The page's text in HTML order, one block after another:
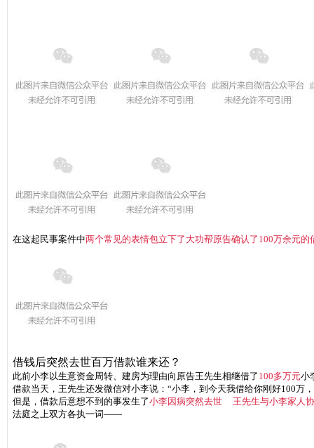
在这起民事案件中两个常见的表情包立下了大功帮原告确认了 100万余元的
借钱后突然去世百万借款谁来还？
此前小李以生意资金周转、建房为理由向原告王先生相继借了 100多万元小
借款当天，王先生还发微信对小李说：“小李，到今天我借给你刚好100万
但是，借款后意想不到的事发生了小李因病突然去世
王先生与小李家人
法庭之上双方各执一词——